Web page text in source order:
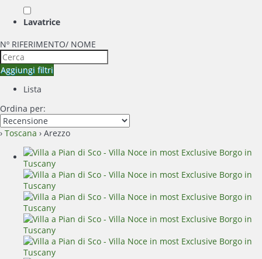
Lavatrice
Nº RIFERIMENTO/ NOME
Aggiungi filtri
Lista
Ordina per:
› Toscana › Arezzo